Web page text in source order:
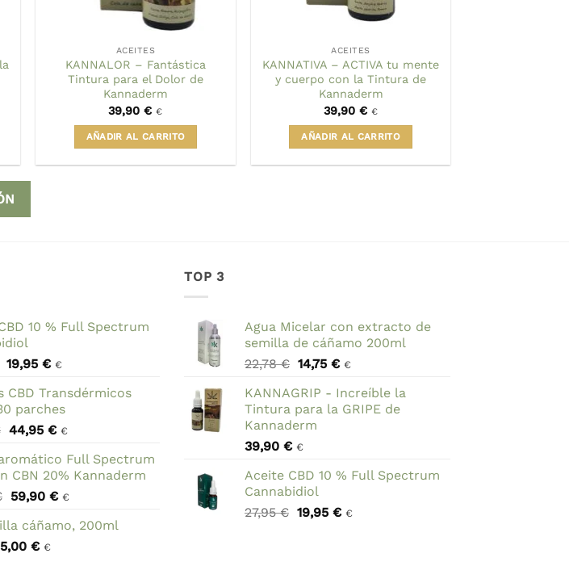
ACEITES
KANNALOR – Fantástica
Tintura para el Dolor de
Kannaderm
39,90€ €
AÑADIR AL CARRITO
ACEITES
KANNATIVA – ACTIVA tu mente
y cuerpo con la Tintura de
Kannaderm
39,90€ €
AÑADIR AL CARRITO
10 % Full Spectrum
El
original
era:
27,95 €.
19,95 €El
actual
es:
19,95 €.
€
CBD Transdérmicos
parches
El
original
era:
78,95 €.
44,95 €El
actual
es:
44,95 €.
€
Full Spectrum
CBN 20% Kannaderm
El
original
era:
59,90 €El
actual
€
cáñamo, 200ml
El
5,00 €El
€
TOP 3
Agua Micelar con extracto de
semilla de cáñamo 200ml
22,78€ El
original
era:
22,78 €.
14,75 €El
actual
es:
€
KANNAGRIP - Increíble la
Tintura para la GRIPE de
Kannaderm
39,90 € €
Aceite CBD 10 % Full Spectrum
Cannabidiol
27,95€ El
19,95 €El
€